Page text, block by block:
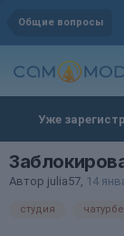
Общие вопросы
Уже
Автор julia57, 14
студия